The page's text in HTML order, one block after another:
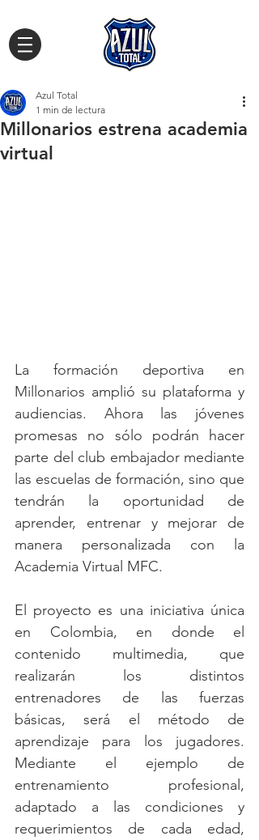
Millonarios estrena academia
virtual
Azul Total
1 min de lectura
La formación deportiva en
Millonarios amplió su plataforma y
audiencias. Ahora las jóvenes
promesas no sólo podrán hacer
parte del club embajador mediante
las escuelas de formación, sino que
tendrán la oportunidad de
aprender, entrenar y mejorar de
manera personalizada con la
Academia Virtual MFC.
El proyecto es una iniciativa única
en Colombia, en donde el
contenido multimedia, que
realizarán los distintos
entrenadores de las fuerzas
básicas, será el método de
aprendizaje para los jugadores.
Mediante el ejemplo de
entrenamiento profesional,
adaptado a las condiciones y
requerimientos de cada edad,